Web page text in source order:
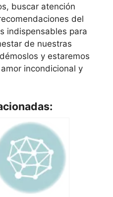
buscar atención
del
indispensables para
de nuestras
y estaremos
incondicional y